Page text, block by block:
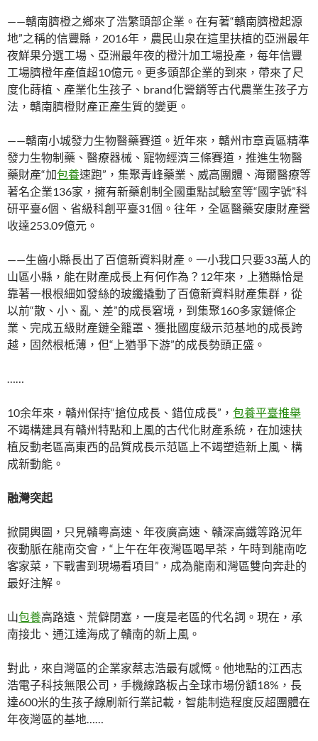
——贛南臍橙之鄉來了浩繁頭部企業。在有著“贛南臍橙起源
地”之稱的信豐縣，2016年，農民山泉在這里扶植的亞洲最年
夜鮮果分選工場、亞洲最年夜的橙汁加工場投產，每年信豐
工場臍橙年產值超10億元。更多頭部企業的到來，帶來了尺
度化蒔植、產業化生孩子、brand化營銷等古代農業生孩子方
法，贛南臍橙財產正產生質的變更。
——贛南小城發力生物醫藥賽道。近年來，贛州市章貢區精準
發力生物制藥、醫療器械、寵物經濟三條賽道，推進生物醫
藥財產“加包養速跑”，集聚青峰藥業、威高團體、海爾醫療等
著名企業136家，擁有新藥創制全國重點試驗室等“國字號”科
研平臺6個、省級科創平臺31個。往年，全區醫藥安康財產營
收達253.09億元。
——生齒小縣長出了百億新資料財產。一小我口只要33萬人的
山區小縣，能在財產成長上有何作為？12年來，上猶縣恰是
靠著一根根細如發絲的玻纖撬動了百億新資料財產集群，從
以前“散、小、亂、差”的成長窘境，到集聚160多家鏈條企
業、完成五級財產鏈全籠罩、獲批國度級示范基地的成長跨
越，固然根柢薄，但“上猶爭下游”的成長勢頭正盛。
……
10余年來，贛州保持“搶位成長、錯位成長”， 包養平臺推舉
不竭構建具有贛州特點和上風的古代化財產系統，在加速扶
植反動老區高東西的品質成長示范區上不竭塑造新上風、構
成新動能。
融灣突起
掀開輿圖，只見贛粵高速、年夜廣高速、贛深高鐵等路況年
夜動脈在龍南交會，“上午在年夜灣區喝早茶，午時到龍南吃
客家菜，下戰書到現場看項目”，成為龍南和灣區雙向奔赴的
最好注解。
山包養高路遠、荒僻閉塞，一度是老區的代名詞。現在，承
南接北、通江達海成了贛南的新上風。
對此，來自灣區的企業家蔡志浩最有感慨。他地點的江西志
浩電子科技無限公司，手機線路板占全球市場份額18%，長
達600米的生孩子線刷新行業記載，智能制造程度反超團體在
年夜灣區的基地……